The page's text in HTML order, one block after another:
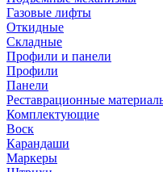
Газовые лифты
Откидные
Складные
Профили и панели
Профили
Панели
Реставрационные
Комплектующие
Воск
Карандаши
Маркеры